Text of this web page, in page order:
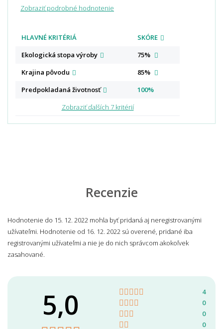
Zobraziť podrobné hodnotenie
HLAVNÉ KRITÉRIÁ
SKÓRE
Ekologická stopa výroby
75%
Krajina pôvodu
85%
Predpokladaná životnosť
100%
Zobraziť ďalších 7 kritérií
Recenzie
Hodnotenie do 15. 12. 2022 mohla byť pridaná aj neregistrovanými
užívateľmi. Hodnotenie od 16. 12. 2022 sú overené, pridané iba
registrovanými užívateľmi a nie je do nich správcom akokoľvek
zasahované.
5,0
4
0
0
0